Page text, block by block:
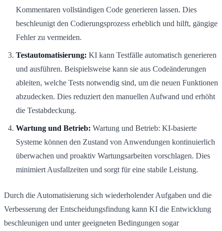
Kommentaren vollständigen Code generieren lassen. Dies
beschleunigt den Codierungsprozess erheblich und hilft, gängige
Fehler zu vermeiden.
Testautomatisierung: KI kann Testfälle automatisch generieren
und ausführen. Beispielsweise kann sie aus Codeänderungen
ableiten, welche Tests notwendig sind, um die neuen Funktionen
abzudecken. Dies reduziert den manuellen Aufwand und erhöht
die Testabdeckung.
Wartung und Betrieb: Wartung und Betrieb: KI-basierte
Systeme können den Zustand von Anwendungen kontinuierlich
überwachen und proaktiv Wartungsarbeiten vorschlagen. Dies
minimiert Ausfallzeiten und sorgt für eine stabile Leistung.
Durch die Automatisierung sich wiederholender Aufgaben und die
Verbesserung der Entscheidungsfindung kann KI die Entwicklung
beschleunigen und unter geeigneten Bedingungen sogar